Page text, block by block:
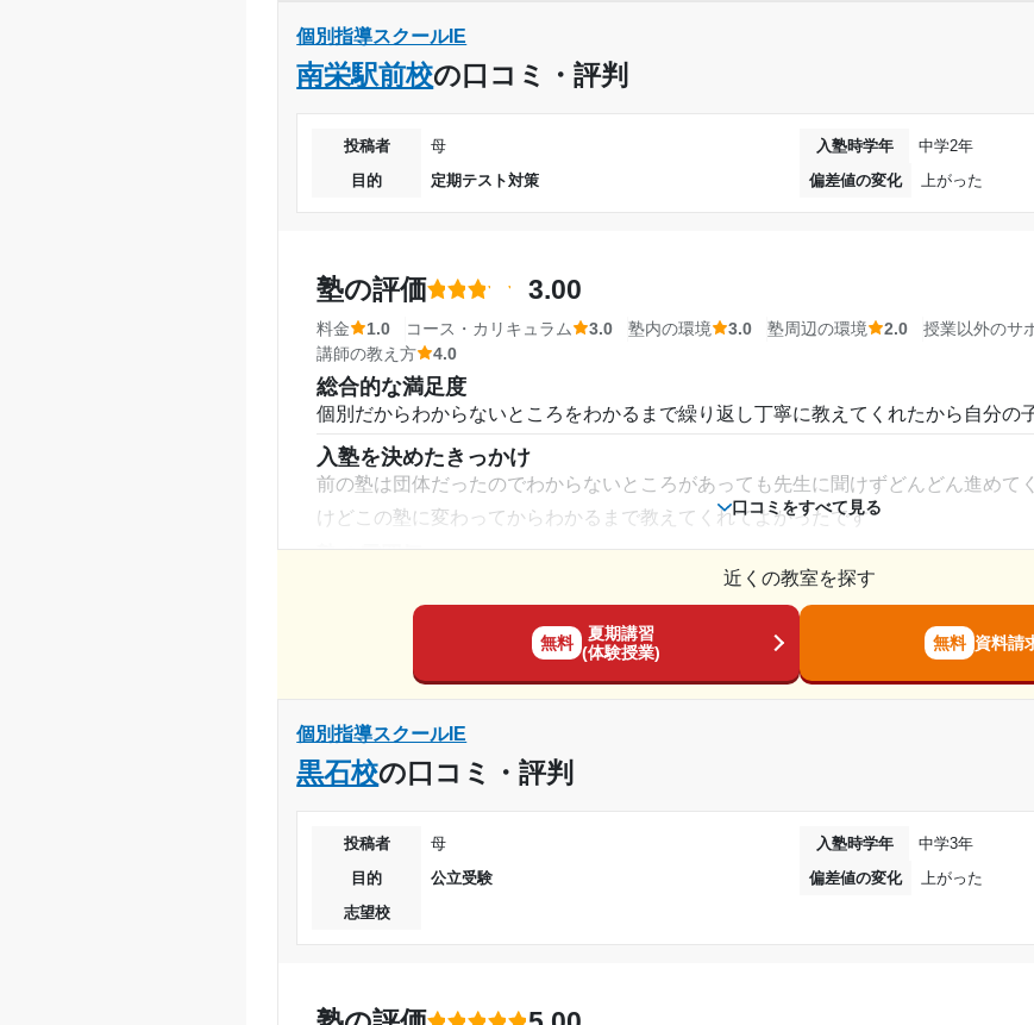
受講コース
目的の達成度
目的の達成理由
まだ目標とかは、ないと思います。でも、こ
志望校と合格状況 ---
やや自由
料金
コース・カリキュラム
私はレベルが低いので私のレベルに合わせたドリルやワークを使って授業をしてい
一人一人、丁寧に優しく教えてくれます。定期テスト前や受験前は一人一人面談を
に話してくれます。
塾内の環境
教室には、仕切りがあり、集中したいときに集中して勉強を行うことができます。
あまり使っていないので、少し寒い時はあります。
塾周辺の環境
塾の横にはファミリーマートがあり、塾終わりや、塾の始めに行くことがありまし
で、とても便利でした。
授業だけではなく、雑談もたくさんできて、楽しく授業を受けることができます。
塾長と楽しく話していました。
入塾時の学年
通塾頻度
口コミをすべて見る
個別指導スクールIE
南栄駅前校の口コミ・評判
投稿者 母 入塾時学年
中学2年
目的
定期テスト対策 偏差値の変化 上がった
塾の評価 3.00
料金 1.0 コース・カリキュラム 3.0 塾内の環境 3.0 塾周辺の環境 2.0 授業以外のサ
講師の教え方
4.0
総合的な満足度
個別だからわからないところをわかるまで繰り返し丁寧に教えてくれたから自分の
入塾を決めたきっかけ
前の塾は団体だったのでわからないところがあっても先生に聞けずどんどん進めて
けどこの塾に変わってからわかるまで教えてくれてよかったです
通常の時はいいけど夏季講習や冬季講習の料金が高い。教科が多いと余計だか高い
コース・カリキュラム
講師の教え方
大学生の子が教えてくれてその子が覚えたやり方を教えてくれてたから子供もわか
集中して覚えれる環境ではあると思いました。自習もできる場所があるので助かり
塾周辺の環境
大きい道路沿いにあって駐車場もないから送り迎えの時車がなかなか止めにくくて
利用詳細
近くの教室を探す
無料
夏期講習
(体験授業)
無料 資料請
個別指導スクールIE
黒石校の口コミ・評判
投稿者 母 入塾時学年
中学3年
目的
公立受験 偏差値の変化
上がった
志望校